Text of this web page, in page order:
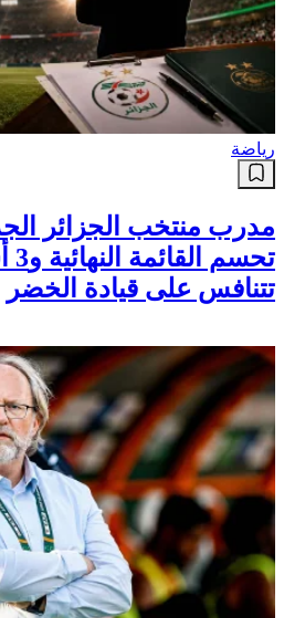
رياضة
مدرب منتخب الجزائر
تتنافس على قيادة الخضر